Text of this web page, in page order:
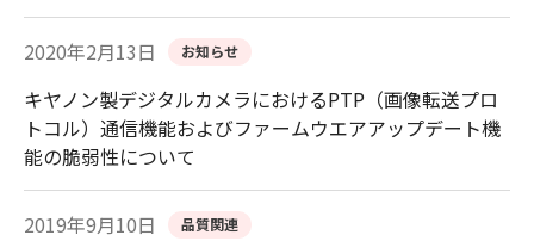
2020年2月13日 お知らせ
キヤノン製デジタルカメラにおけるPTP（画像転送プロ
トコル）通信機能およびファームウエアアップデート機
能の脆弱性について
2019年9月10日 品質関連